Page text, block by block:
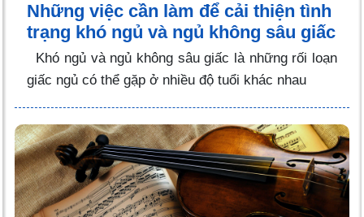
Những việc cần làm để cải thiện tình
trạng khó ngủ và ngủ không sâu giấc
Khó ngủ và ngủ không sâu giấc là những rối loạn
giấc ngủ có thể gặp ở nhiều độ tuổi khác nhau